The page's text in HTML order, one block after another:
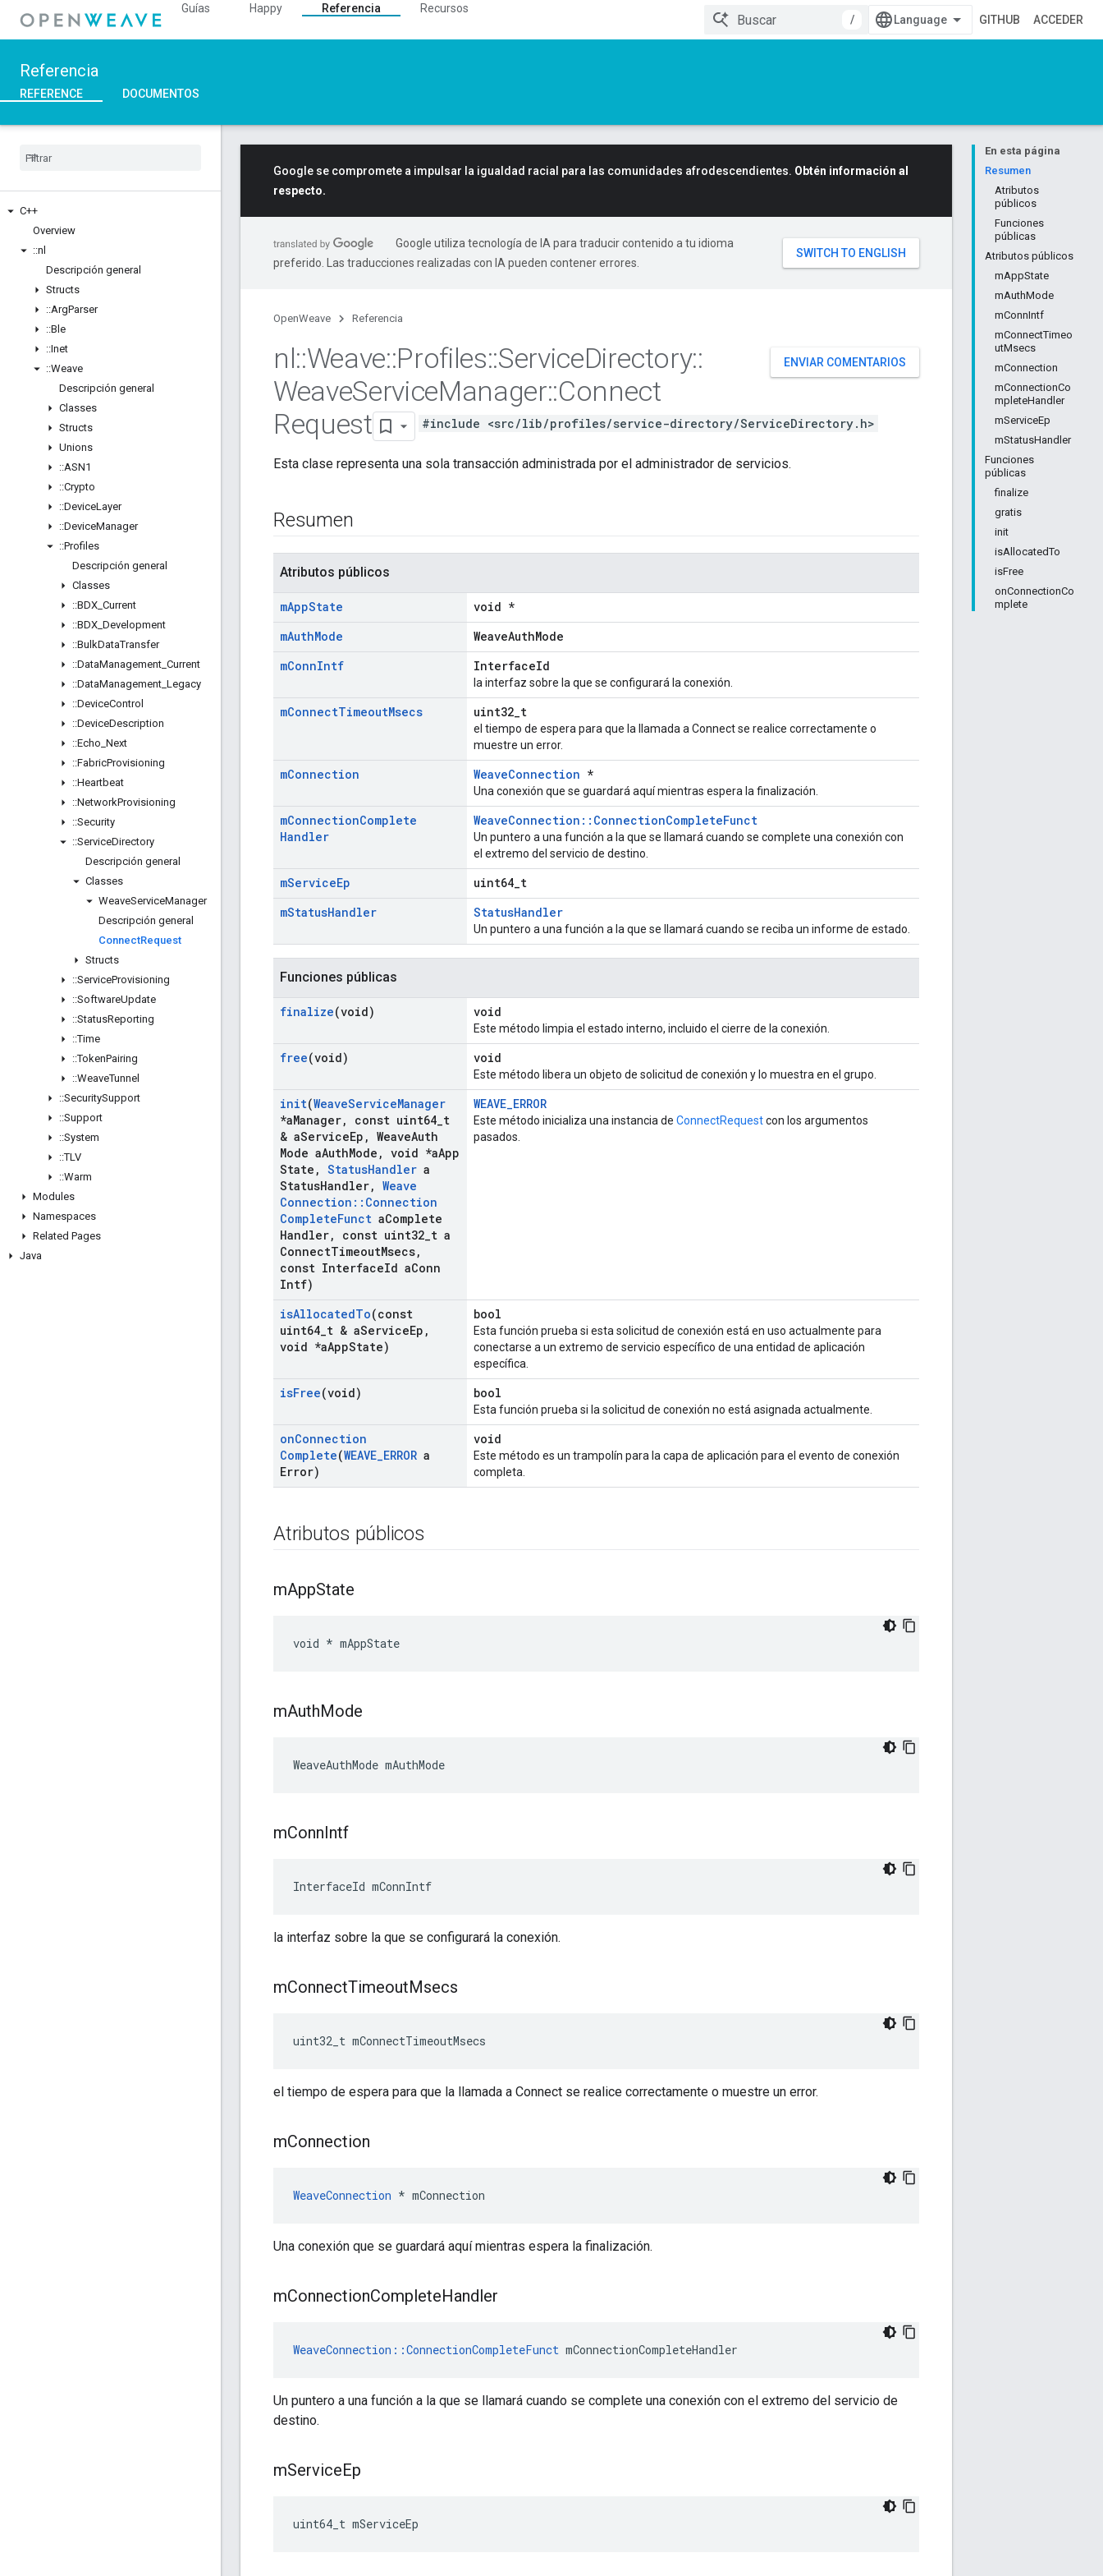
Guías Happy Referencia
Recursos
/
GITHUB ACCEDER
Referencia
REFERENCE DOCUMENTOS
C++
Overview
::nl
Descripción general
Structs
::ArgParser
::Ble
::Inet
::Weave
Descripción general
Classes
Structs
Unions
::ASN1
::Crypto
::DeviceLayer
::DeviceManager
::Profiles
Descripción general
Classes
::BDX Current
::BDX Development
::BulkDataTransfer
::DataManagement Current
::DataManagement Legacy
::DeviceControl
::DeviceDescription
::Echo Next
::FabricProvisioning
::Heartbeat
::NetworkProvisioning
::Security
::ServiceDirectory
Descripción general
Classes
WeaveServiceManager
Descripción general
ConnectRequest
Structs
::ServiceProvisioning
::SoftwareUpdate
::StatusReporting
::Time
::TokenPairing
::WeaveTunnel
::SecuritySupport
::Support
::System
::TLV
::Warm
Modules
Namespaces
Related Pages
Java
En esta página
Resumen
Atributos
públicos
Funciones
públicas
Atributos públicos
mAppState
mAuthMode
mConnIntf
mConnectTimeo
utMsecs
mConnection
mConnectionCo
mpleteHandler
mServiceEp
mStatusHandler
Funciones
públicas
finalize
gratis
init
isAllocatedTo
isFree
onConnectionCo
mplete
Google se compromete a impulsar la igualdad racial para las comunidades afrodescendientes. Obtén información al
respecto.
Google utiliza tecnología de IA para traducir contenido a tu idioma
preferido. Las traducciones realizadas con IA pueden contener errores.
OpenWeave Referencia
ENVIAR COMENTARIOS
nl::Weave::Profiles::ServiceDirectory::
WeaveServiceManager::Connect
Request
#include <src/lib/profiles/service-directory/ServiceDirectory.h>
Esta clase representa una sola transacción administrada por el administrador de servicios.
Resumen
Atributos públicos
mAppState
void *
mAuthMode
WeaveAuthMode
mConnIntf InterfaceId
la interfaz sobre la que se configurará la conexión.
mConnectTimeoutMsecs uint32_t
el tiempo de espera para que la llamada a Connect se realice correctamente o
muestre un error.
mConnection WeaveConnection *
Una conexión que se guardará aquí mientras espera la finalización.
mConnectionComplete
Handler
WeaveConnection::ConnectionCompleteFunct
Un puntero a una función a la que se llamará cuando se complete una conexión con
el extremo del servicio de destino.
mServiceEp
uint64_t
mStatusHandler StatusHandler
Un puntero a una función a la que se llamará cuando se reciba un informe de estado.
Funciones públicas
finalize(void) void
Este método limpia el estado interno, incluido el cierre de la conexión.
free(void) void
Este método libera un objeto de solicitud de conexión y lo muestra en el grupo.
init(WeaveServiceManager
*aManager, const uint64 t
& aServiceEp , WeaveAuth
Mode aAuthMode , void *aApp
State , StatusHandler a
StatusHandler, Weave
Connection :: Connection
CompleteFunct aComplete
Handler, const uint32 t a
ConnectTimeoutMsecs,
const InterfaceId aConn
Intf)
WEAVE_ERROR
Este método inicializa una instancia de ConnectRequestcon los argumentos
pasados.
isAllocatedTo(const
uint64 t & aServiceEp ,
void *aAppState)
bool
Esta función prueba si esta solicitud de conexión está en uso actualmente para
conectarse a un extremo de servicio específico de una entidad de aplicación
específica.
isFree(void) bool
Esta función prueba si la solicitud de conexión no está asignada actualmente.
onConnection
Complete(WEAVE_ERROR a
Error)
void
Este método es un trampolín para la capa de aplicación para el evento de conexión
completa.
Atributos públicos
mAppState
void * mAppState
mAuthMode
WeaveAuthMode mAuthMode
mConnIntf
InterfaceId mConnIntf
la interfaz sobre la que se configurará la conexión.
mConnectTimeoutMsecs
uint32_t mConnectTimeoutMsecs
el tiempo de espera para que la llamada a Connect se realice correctamente o muestre un error.
mConnection
WeaveConnection * mConnection
Una conexión que se guardará aquí mientras espera la finalización.
mConnectionCompleteHandler
WeaveConnection::ConnectionCompleteFunct mConnectionCompleteHandler
Un puntero a una función a la que se llamará cuando se complete una conexión con el extremo del servicio de
destino.
mServiceEp
uint64_t mServiceEp